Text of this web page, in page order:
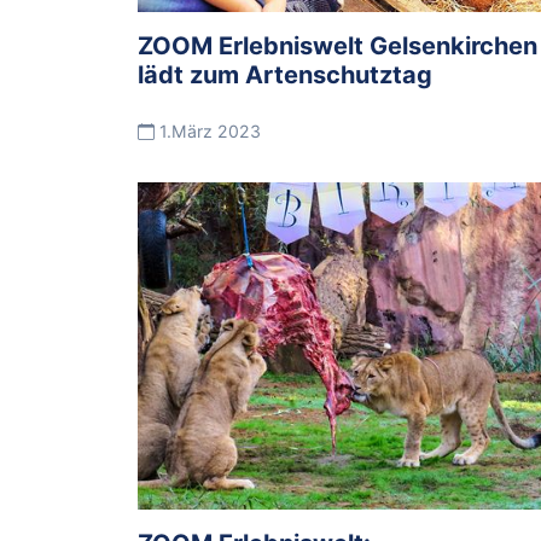
ZOOM Erlebniswelt Gelsenkirchen
lädt zum Artenschutztag
1.März 2023